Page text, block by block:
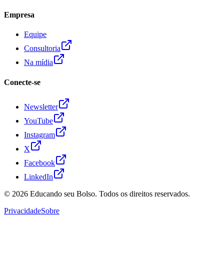
Empresa
Equipe
Consultoria
Na mídia
Conecte-se
Newsletter
YouTube
Instagram
X
Facebook
LinkedIn
© 2026 Educando seu Bolso. Todos os direitos reservados.
PrivacidadeSobre